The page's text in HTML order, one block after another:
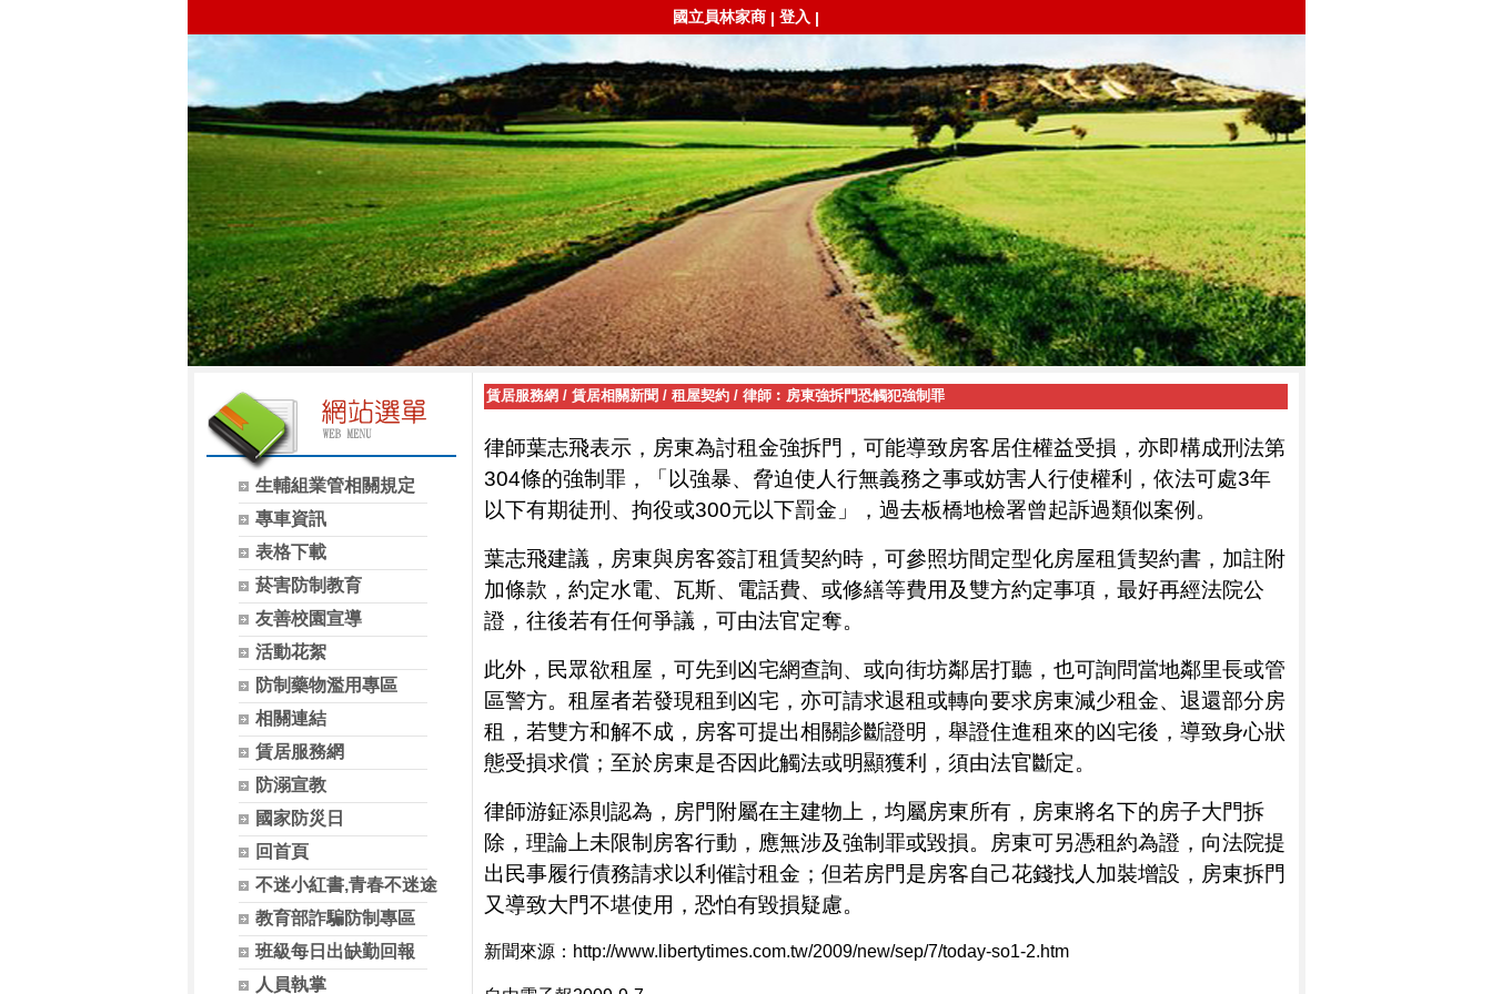
國立員林家商 | 登入 |
生輔組業管相關規定
專車資訊
表格下載
菸害防制教育
友善校園宣導
活動花絮
防制藥物濫用專區
相關連結
賃居服務網
防溺宣教
國家防災日
回首頁
不迷小紅書,青春不迷途
教育部詐騙防制專區
班級每日出缺勤回報
人員執掌
賃居服務網 / 賃居相關新聞 / 租屋契約/ 律師︰房東強拆門恐觸犯強制罪
律師葉志飛表示，房東為討租金強拆門，可能導致房客居住權益受損，亦即構成刑法第
304條的強制罪，「以強暴、脅迫使人行無義務之事或妨害人行使權利，依法可處3年
以下有期徒刑、拘役或300元以下罰金」，過去板橋地檢署曾起訴過類似案例。
葉志飛建議，房東與房客簽訂租賃契約時，可參照坊間定型化房屋租賃契約書，加註附
加條款，約定水電、瓦斯、電話費、或修繕等費用及雙方約定事項，最好再經法院公
證，往後若有任何爭議，可由法官定奪。
此外，民眾欲租屋，可先到凶宅網查詢、或向街坊鄰居打聽，也可詢問當地鄰里長或管
區警方。租屋者若發現租到凶宅，亦可請求退租或轉向要求房東減少租金、退還部分房
租，若雙方和解不成，房客可提出相關診斷證明，舉證住進租來的凶宅後，導致身心狀
態受損求償；至於房東是否因此觸法或明顯獲利，須由法官斷定。
律師游鉦添則認為，房門附屬在主建物上，均屬房東所有，房東將名下的房子大門拆
除，理論上未限制房客行動，應無涉及強制罪或毀損。房東可另憑租約為證，向法院提
出民事履行債務請求以利催討租金；但若房門是房客自己花錢找人加裝增設，房東拆門
又導致大門不堪使用，恐怕有毀損疑慮。
新聞來源： http://www.libertytimes.com.tw/2009/new/sep/7/today-so1-2.htm